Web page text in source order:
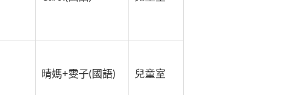
晴媽+雯子(國語) 兒童室